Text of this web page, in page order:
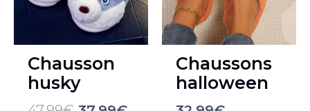
Chausson
husky
Chaussons
halloween